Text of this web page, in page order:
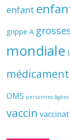
enfant
grippe A
mondiale
médicament
OMS personnes âgées
vaccin